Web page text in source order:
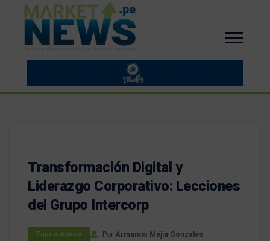
Transformación Digital y
Liderazgo Corporativo: Lecciones
del Grupo Intercorp
Especialistas Por Armando Mejía Gonzales